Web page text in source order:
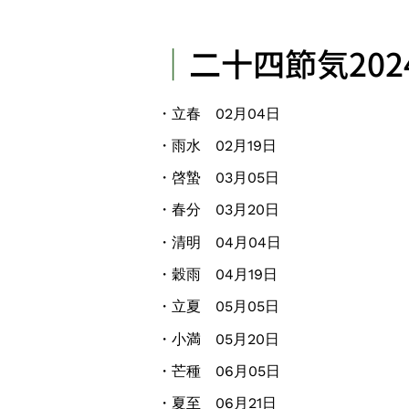
｜ 二十四節気
・立春 02月04日
・雨水 02月19日
・啓蟄 03月05日
・春分 03月20日
・清明 04月04日
・穀雨 04月19日
・立夏 05月05日
・小満 05月20日
・芒種 06月05日
・夏至 06月21日